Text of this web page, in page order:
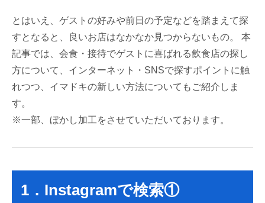
とはいえ、ゲストの好みや前日の予定などを踏まえて探
すとなると、良いお店はなかなか見つからないもの。 本
記事では、会食・接待でゲストに喜ばれる飲食店の探し
方について、インターネット・SNSで探すポイントに触
れつつ、イマドキの新しい方法についてもご紹介しま
す。
※一部、ぼかし加工をさせていただいております。
1．Instagramで検索①